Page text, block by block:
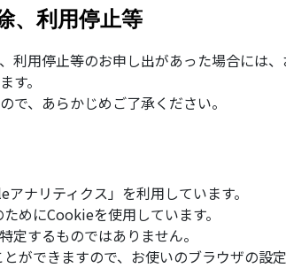
、利用停止等
利用停止等のお申し出があった場合には
す。
で、あらかじめご了承ください。
ナリティクス」を利用しています。
めにCookieを使用しています。
定するものではありません。
ができますので、お使いのブラウザの設